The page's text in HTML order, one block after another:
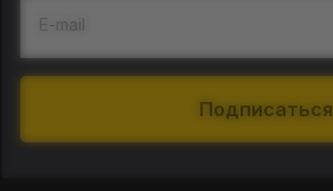
E-mail
Подписаться